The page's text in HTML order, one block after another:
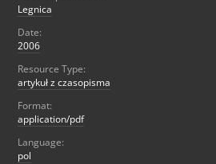
Legnica
Date:
2006
Resource Type:
artykuł z czasopisma
Format:
application/pdf
Language:
pol